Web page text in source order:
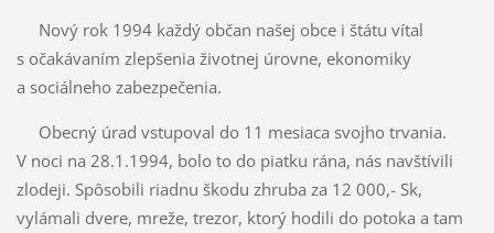
Nový rok 1994 každý občan našej obce i štátu vítal
s očakávaním zlepšenia životnej úrovne, ekonomiky
a sociálneho zabezpečenia.
Obecný úrad vstupoval do 11 mesiaca svojho trvania.
V noci na 28.1.1994, bolo to do piatku rána, nás navštívili
zlodeji. Spôsobili riadnu škodu zhruba za 12 000,- Sk,
vylámali dvere, mreže, trezor, ktorý hodili do potoka a tam